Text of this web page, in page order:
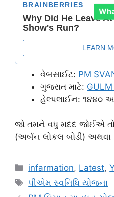
વેબસાઈટ: PM
ગુજરાત માટે: GULM
હેલ્પલાઈન: ૧૪૪૦
જો તમને વધુ મદદ જોઈએ
(અર્બન લોકલ બોડી) અથવા
Categories
infarmation, Latest,
Tags
પીએમ સ્વનિધિ યોજના